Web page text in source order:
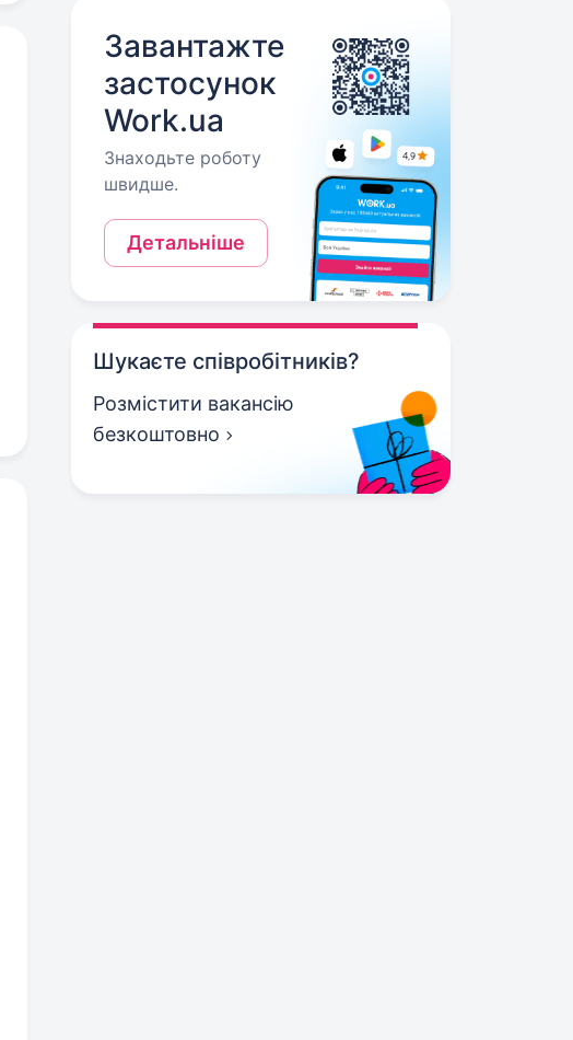
Завантажте
застосунок
Work.ua
Знаходьте роботу
швидше.
Детальніше
Шукаєте співробітників?
Розмістити вакансію
безкоштовно